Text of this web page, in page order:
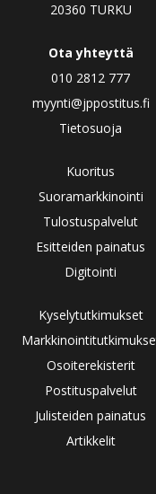
20360 TURKU
Ota yhteyttä
010 2812 777
myynti@jppostitus.fi
Tietosuoja
Kuoritus
Suoramarkkinointi
Tulostuspalvelut
Esitteiden painatus
Digitointi
Kyselytutkimukset
Osoiterekisterit
Postituspalvelut
Julisteiden painatus
Artikkelit